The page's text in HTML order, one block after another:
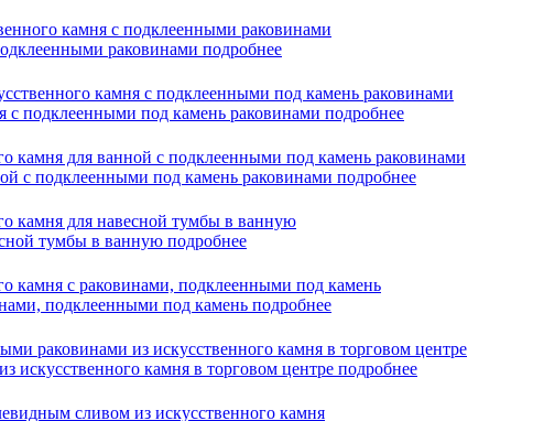
раковинами подробнее
с подклеенными под камень раковинами подробнее
с подклеенными под камень раковинами подробнее
тумбы в ванную подробнее
подклеенными под камень подробнее
искусственного камня в торговом центре подробнее